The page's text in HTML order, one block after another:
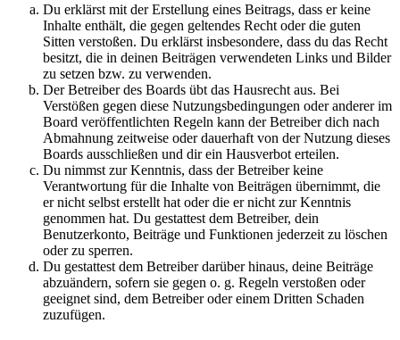
Du erklärst mit der Erstellung eines Beitrags, dass er keine
Inhalte enthält, die gegen geltendes Recht oder die guten
Sitten verstoßen. Du erklärst insbesondere, dass du das Recht
besitzt, die in deinen Beiträgen verwendeten Links und Bilder
zu setzen bzw. zu verwenden.
Der Betreiber des Boards übt das Hausrecht aus. Bei
Verstößen gegen diese Nutzungsbedingungen oder anderer im
Board veröffentlichten Regeln kann der Betreiber dich nach
Abmahnung zeitweise oder dauerhaft von der Nutzung dieses
Boards ausschließen und dir ein Hausverbot erteilen.
Du nimmst zur Kenntnis, dass der Betreiber keine
Verantwortung für die Inhalte von Beiträgen übernimmt, die
er nicht selbst erstellt hat oder die er nicht zur Kenntnis
genommen hat. Du gestattest dem Betreiber, dein
Benutzerkonto, Beiträge und Funktionen jederzeit zu löschen
oder zu sperren.
Du gestattest dem Betreiber darüber hinaus, deine Beiträge
abzuändern, sofern sie gegen o. g. Regeln verstoßen oder
geeignet sind, dem Betreiber oder einem Dritten Schaden
zuzufügen.